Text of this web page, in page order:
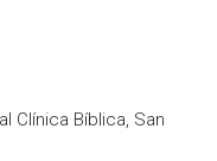
Clínica Bíblica, San